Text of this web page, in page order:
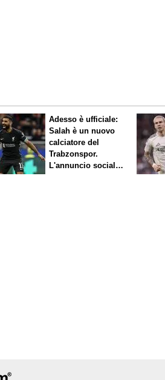
Adesso è ufficiale:
Salah è un nuovo
calciatore del
Trabzonspor.
L'annuncio social